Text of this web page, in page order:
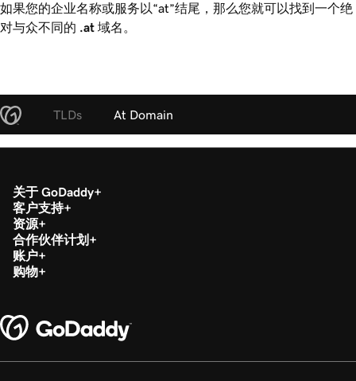
如果您的企业名称或服务以“at”结尾，那么您就可以找到一个绝
对与众不同的 .at 域名。
TLDs At Domain
关于 GoDaddy
客户支持
资源
合作伙伴计划
账户
购物